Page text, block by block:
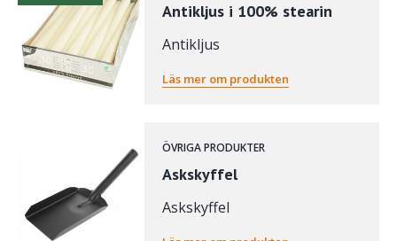
Antikljus i 100% stearin
Antikljus
Läs mer om produkten
ÖVRIGA PRODUKTER
Askskyffel
Askskyffel